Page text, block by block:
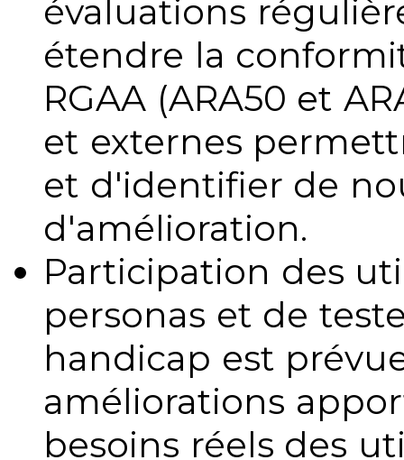
évaluations
étendre la
RGAA (ARA50 et
et externes
et d'identifier de
d'amélioration.
Participation des
personas et de
handicap est
améliorations
besoins réels des